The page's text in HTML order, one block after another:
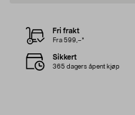
Fri frakt
Fra 599,–*
Sikkert
365 dagers åpent kjøp